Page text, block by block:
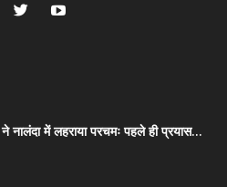
नालंदा में लहराया परचमः पहले ही प्रयास...